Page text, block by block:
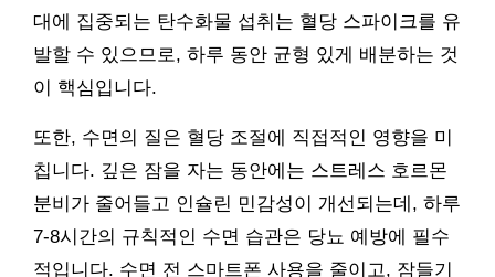
대에 집중되는 탄수화물 섭취는 혈당 스파이크를 유
발할 수 있으므로, 하루 동안 균형 있게 배분하는 것
이 핵심입니다.
또한, 수면의 질은 혈당 조절에 직접적인 영향을 미
칩니다. 깊은 잠을 자는 동안에는 스트레스 호르몬
분비가 줄어들고 인슐린 민감성이 개선되는데, 하루
7-8시간의 규칙적인 수면 습관은 당뇨 예방에 필수
적입니다. 수면 전 스마트폰 사용을 줄이고, 잠들기